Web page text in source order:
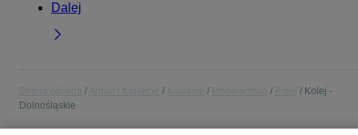
Dalej
Kolej -
Dolnośląskie